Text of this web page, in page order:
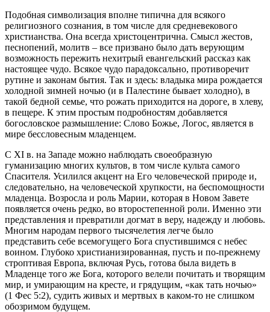
Подобная символизация вполне типична для всякого
религиозного сознания, в том числе для средневекового
христианства. Она всегда христоцентрична. Смысл жестов,
песнопений, молитв – все призвано было дать верующим
возможность пережить нехитрый евангельский рассказ как
настоящее чудо. Всякое чудо парадоксально, противоречит
рутине и законам бытия. Так и здесь: владыка мира рождается
холодной зимней ночью (и в Палестине бывает холодно), в
такой бедной семье, что рожать приходится на дороге, в хлеву,
в пещере. К этим простым подробностям добавляется
богословское размышление: Слово Божье, Логос, является в
мире бессловесным младенцем.
С XI в. на Западе можно наблюдать своеобразную
гуманизацию многих культов, в том числе культа самого
Спасителя. Усилился акцент на Его человеческой природе и,
следовательно, на человеческой хрупкости, на беспомощности
младенца. Возросла и роль Марии, которая в Новом Завете
появляется очень редко, во второстепенной роли. Именно эти
представления и превратили догмат в веру, надежду и любовь.
Многим народам первого тысячелетия легче было
представить себе всемогущего Бога спустившимся с небес
воином. Глубоко христианизированная, пусть и по-прежнему
строптивая Европа, включая Русь, готова была видеть в
Младенце того же Бога, которого велели почитать и творящим
мир, и умирающим на кресте, и грядущим, «как тать ночью»
(1 Фес 5:2), судить живых и мертвых в каком-то не слишком
обозримом будущем.